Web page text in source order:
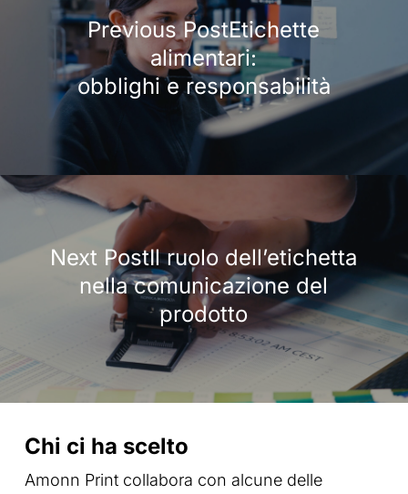
Previous PostEtichette
alimentari:
obblighi e responsabilità
Next PostIl ruolo dell’etichetta
nella comunicazione del
prodotto
Chi ci ha scelto
Amonn Print collabora con alcune delle